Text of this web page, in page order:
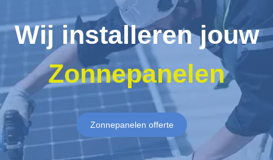
Wij installeren jouw
Zonnepanelen
Zonnepanelen offerte